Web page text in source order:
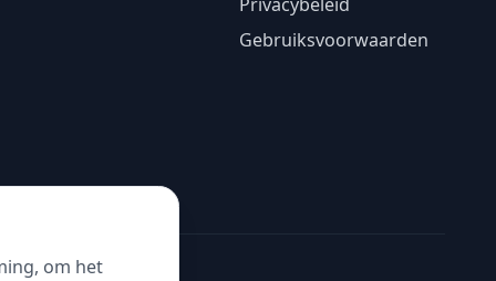
Gebruiksvoorwaarden
om het